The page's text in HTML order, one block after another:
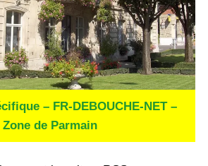
– FR-DEBOUCHE-NET –
Zone de Parmain